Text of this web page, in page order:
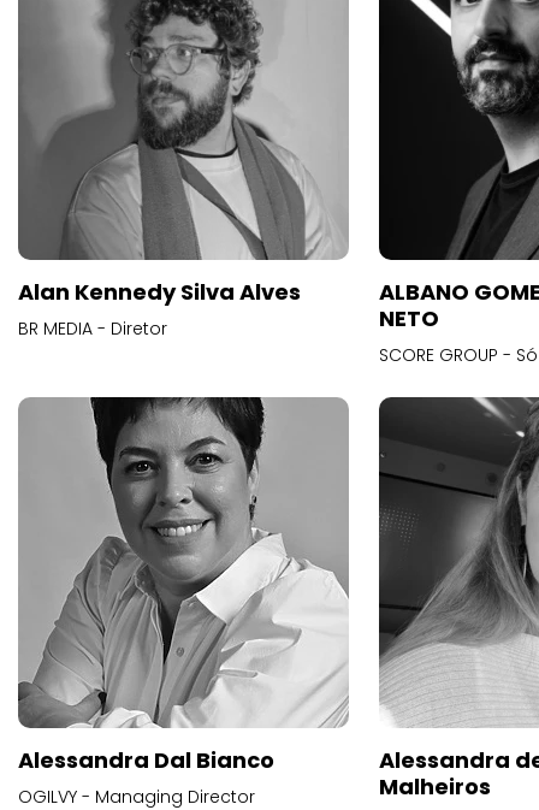
Alan Kennedy Silva Alves
BR MEDIA - Diretor
ALBANO
NETO
SCORE GROUP -
Alessandra Dal Bianco
OGILVY - Managing Director
Alessandra
Malheiros